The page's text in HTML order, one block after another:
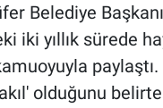
Belediye
iki yıllık sürede
paylaştı.
olduğunu